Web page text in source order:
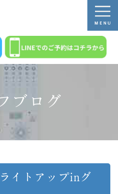
ブログ
イトアップinグ